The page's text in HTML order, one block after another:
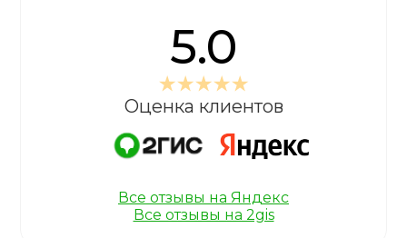
5.0
Оценка клиентов
Все отзывы на Яндекс
Все отзывы на 2gis